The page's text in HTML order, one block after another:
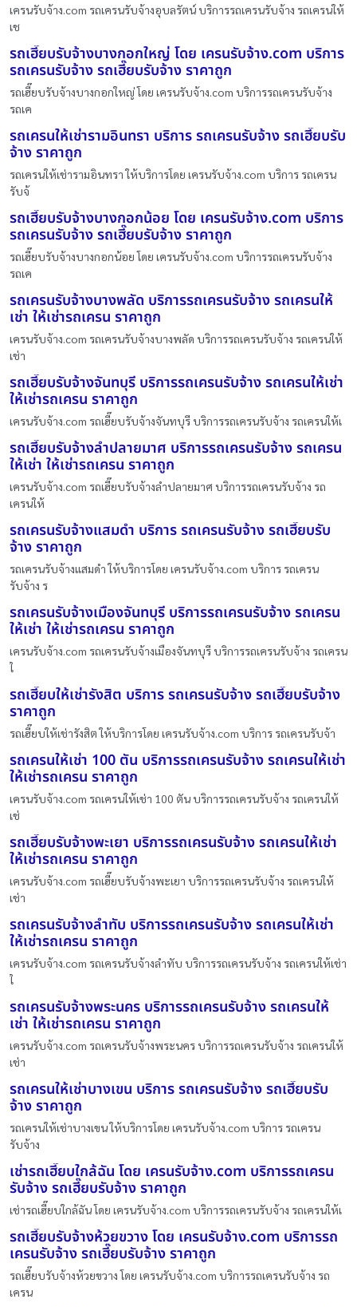
เครนรับจ้าง.com รถเครนรับจ้างอุบลรัตน์ บริการรถเครนรับจ้าง รถเครนให้
เช
รถเฮี๊ยบรับจ้างบางกอกใหญ่ โดย เครนรับจ้าง.com บริการ
รถเครนรับจ้าง รถเฮี๊ยบรับจ้าง ราคาถูก
รถเฮี๊ยบรับจ้างบางกอกใหญ่ โดย เครนรับจ้าง.com บริการรถเครนรับจ้าง
รถเค
รถเครนให้เช่ารามอินทรา บริการ รถเครนรับจ้าง รถเฮี๊ยบรับ
จ้าง ราคาถูก
รถเครนให้เช่ารามอินทรา ให้บริการโดย เครนรับจ้าง.com บริการ รถเครน
รับจ้
รถเฮี๊ยบรับจ้างบางกอกน้อย โดย เครนรับจ้าง.com บริการ
รถเครนรับจ้าง รถเฮี๊ยบรับจ้าง ราคาถูก
รถเฮี๊ยบรับจ้างบางกอกน้อย โดย เครนรับจ้าง.com บริการรถเครนรับจ้าง
รถเค
รถเครนรับจ้างบางพลัด บริการรถเครนรับจ้าง รถเครนให้
เช่า ให้เช่ารถเครน ราคาถูก
เครนรับจ้าง.com รถเครนรับจ้างบางพลัด บริการรถเครนรับจ้าง รถเครนให้
เช่า
รถเฮี๊ยบรับจ้างจันทบุรี บริการรถเครนรับจ้าง รถเครนให้เช่า
ให้เช่ารถเครน ราคาถูก
เครนรับจ้าง.com รถเฮี๊ยบรับจ้างจันทบุรี บริการรถเครนรับจ้าง รถเครนให้เ
รถเฮี๊ยบรับจ้างลำปลายมาศ บริการรถเครนรับจ้าง รถเครน
ให้เช่า ให้เช่ารถเครน ราคาถูก
เครนรับจ้าง.com รถเฮี๊ยบรับจ้างลำปลายมาศ บริการรถเครนรับจ้าง รถ
เครนให้
รถเครนรับจ้างแสมดำ บริการ รถเครนรับจ้าง รถเฮี๊ยบรับ
จ้าง ราคาถูก
รถเครนรับจ้างแสมดำ ให้บริการโดย เครนรับจ้าง.com บริการ รถเครน
รับจ้าง ร
รถเครนรับจ้างเมืองจันทบุรี บริการรถเครนรับจ้าง รถเครน
ให้เช่า ให้เช่ารถเครน ราคาถูก
เครนรับจ้าง.com รถเครนรับจ้างเมืองจันทบุรี บริการรถเครนรับจ้าง รถเครน
ใ
รถเฮี๊ยบให้เช่ารังสิต บริการ รถเครนรับจ้าง รถเฮี๊ยบรับจ้าง
ราคาถูก
รถเฮี๊ยบให้เช่ารังสิต ให้บริการโดย เครนรับจ้าง.com บริการ รถเครนรับจ้า
รถเครนให้เช่า 100 ตัน บริการรถเครนรับจ้าง รถเครนให้เช่า
ให้เช่ารถเครน ราคาถูก
เครนรับจ้าง.com รถเครนให้เช่า 100 ตัน บริการรถเครนรับจ้าง รถเครนให้
เช่
รถเฮี๊ยบรับจ้างพะเยา บริการรถเครนรับจ้าง รถเครนให้เช่า
ให้เช่ารถเครน ราคาถูก
เครนรับจ้าง.com รถเฮี๊ยบรับจ้างพะเยา บริการรถเครนรับจ้าง รถเครนให้
เช่า
รถเครนรับจ้างลำทับ บริการรถเครนรับจ้าง รถเครนให้เช่า
ให้เช่ารถเครน ราคาถูก
เครนรับจ้าง.com รถเครนรับจ้างลำทับ บริการรถเครนรับจ้าง รถเครนให้เช่า
ใ
รถเครนรับจ้างพระนคร บริการรถเครนรับจ้าง รถเครนให้
เช่า ให้เช่ารถเครน ราคาถูก
เครนรับจ้าง.com รถเครนรับจ้างพระนคร บริการรถเครนรับจ้าง รถเครนให้
เช่า
รถเครนให้เช่าบางเขน บริการ รถเครนรับจ้าง รถเฮี๊ยบรับ
จ้าง ราคาถูก
รถเครนให้เช่าบางเขน ให้บริการโดย เครนรับจ้าง.com บริการ รถเครน
รับจ้าง
เช่ารถเฮี๊ยบใกล้ฉัน โดย เครนรับจ้าง.com บริการรถเครน
รับจ้าง รถเฮี๊ยบรับจ้าง ราคาถูก
เช่ารถเฮี๊ยบใกล้ฉัน โดย เครนรับจ้าง.com บริการรถเครนรับจ้าง รถเครนให้เ
รถเฮี๊ยบรับจ้างห้วยขวาง โดย เครนรับจ้าง.com บริการรถ
เครนรับจ้าง รถเฮี๊ยบรับจ้าง ราคาถูก
รถเฮี๊ยบรับจ้างห้วยขวาง โดย เครนรับจ้าง.com บริการรถเครนรับจ้าง รถ
เครน